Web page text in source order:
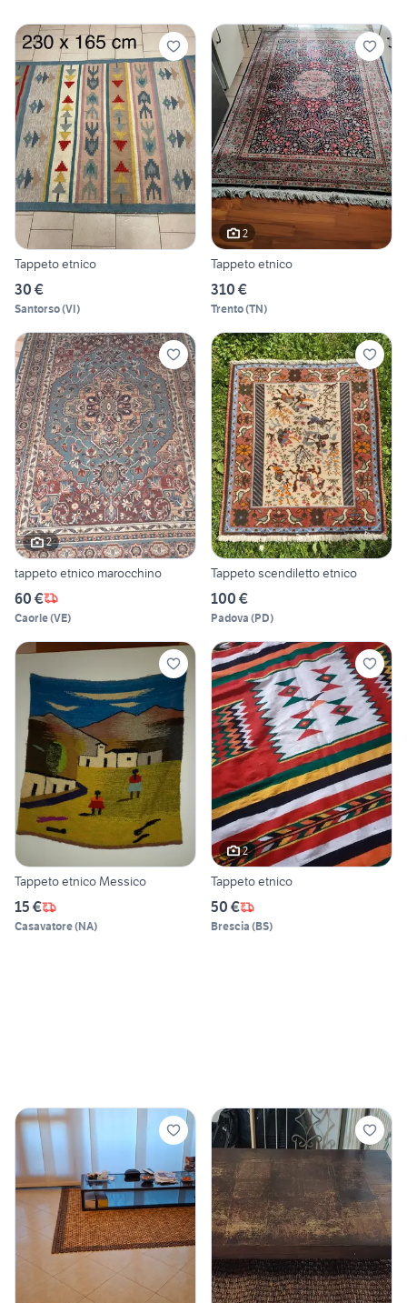
Tappeto etnico
30 €
Santorso(VI)
2
Tappeto etnico
310 €
Trento(TN)
2
tappeto etnico marocchino
60 €
Caorle(VE)
Tappeto scendiletto etnico
100 €
Padova (PD)
Tappeto etnico Messico
15 €
Casavatore(NA)
2
Tappeto etnico
50 €
Brescia (BS)